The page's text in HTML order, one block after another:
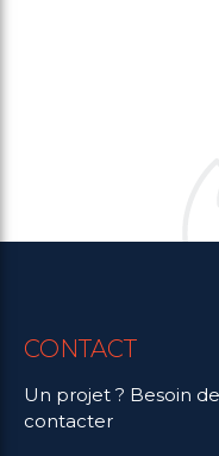
CONTACT
Un projet ? Besoin
contacter